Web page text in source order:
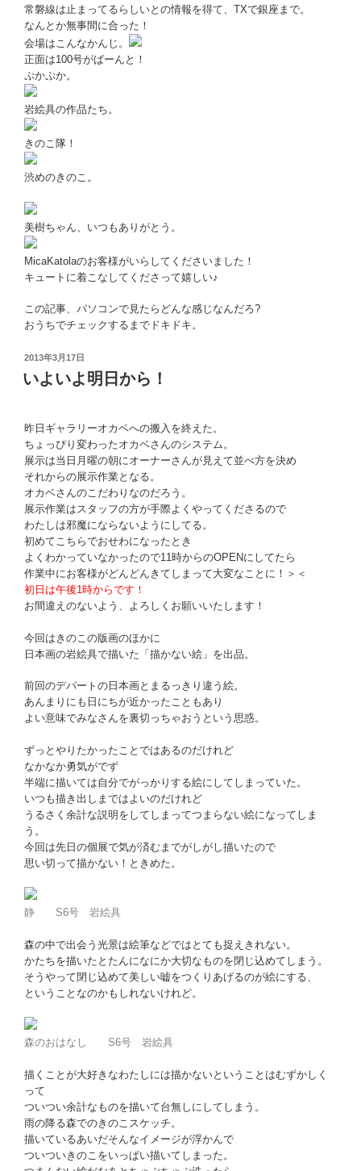
常磐線は止まってるらしいとの情報を得て、TXで銀座まで。
なんとか無事間に合った！
会場はこんなかんじ。
正面は100号がばーんと！
ぷかぷか。
岩絵具の作品たち。
きのこ隊！
渋めのきのこ。
美樹ちゃん、いつもありがとう。
MicaKatolaのお客様がいらしてくださいました！
キュートに着こなしてくださって嬉しい♪
この記事、パソコンで見たらどんな感じなんだろ?
おうちでチェックするまでドキドキ。
投
稿
2013年3月17日
いよいよ明日から！
昨日ギャラリーオカベへの搬入を終えた。
ちょっぴり変わったオカベさんのシステム。
展示は当日月曜の朝にオーナーさんが見えて並べ方を決め
それからの展示作業となる。
オカベさんのこだわりなのだろう。
展示作業はスタッフの方が手際よくやってくださるので
わたしは邪魔にならないようにしてる。
初めてこちらでおせわになったとき
よくわかっていなかったので11時からのOPENにしてたら
作業中にお客様がどんどんきてしまって大変なことに！＞＜
初日は午後1時からです！
お間違えのないよう、よろしくお願いいたします！
今回はきのこの版画のほかに
日本画の岩絵具で描いた「描かない絵」を出品。
前回のデパートの日本画とまるっきり違う絵。
あんまりにも日にちが近かったこともあり
よい意味でみなさんを裏切っちゃおうという思惑。
ずっとやりたかったことではあるのだけれど
なかなか勇気がでず
半端に描いては自分でがっかりする絵にしてしまっていた。
いつも描き出しまではよいのだけれど
うるさく余計な説明をしてしまってつまらない絵になってしま
う。
今回は先日の個展で気が済むまでがしがし描いたので
思い切って描かない！ときめた。
静 S6号 岩絵具
森の中で出会う光景は絵筆などではとても捉えきれない。
かたちを描いたとたんになにか大切なものを閉じ込めてしまう。
そうやって閉じ込めて美しい嘘をつくりあげるのが絵にする、
ということなのかもしれないけれど。
森のおはなし S6号 岩絵具
描くことが大好きなわたしには描かないということはむずかしく
って
ついつい余計なものを描いて台無しにしてしまう。
雨の降る森でのきのこスケッチ。
描いているあいだそんなイメージが浮かんで
ついついきのこをいっぱい描いてしまった。